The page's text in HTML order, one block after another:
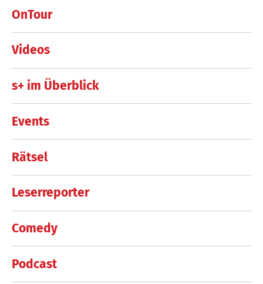
OnTour
Videos
s+ im Überblick
Events
Rätsel
Leserreporter
Comedy
Podcast